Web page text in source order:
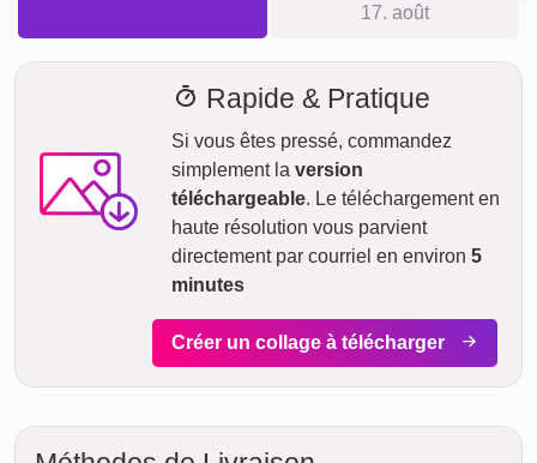
moyennant un supplément (si la commande est passée
avant 8h). Même avec la livraison standard, votre collage -
selon le matériau - sera en route vers vous en quelques
Votre envoi est entièrement assuré contre les dommages ou
pertes lors du transport.
AUJOURD'HUI
Commander maintenant
jeu.
ven.
07. août